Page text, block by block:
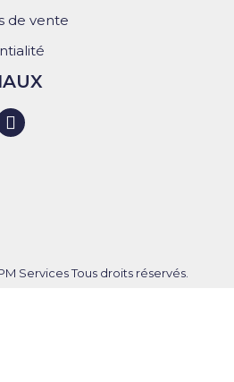
de vente
Services Tous droits réservés.